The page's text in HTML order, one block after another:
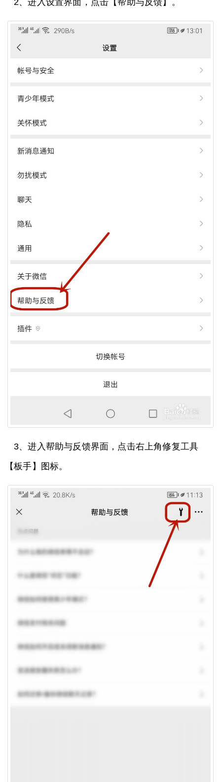
2、进入设置界面，点击【帮助与反馈】。
3、进入帮助与反馈界面，点击右上角修复工具
【板手】图标。